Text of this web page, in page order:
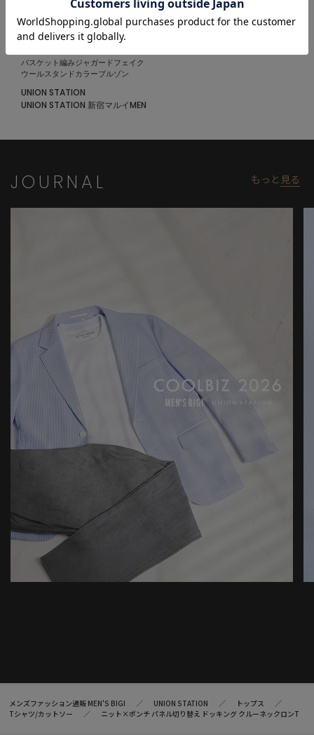
バスケット編みジャガードフェイク
ウールスタンドカラーブルゾン
UNION STATION
UNION STATION 新宿マルイMEN
JOURNAL もっと 見る
メンズファッション通販 MEN'S BIGI UNION STATION
トップス
Tシャツ/カットソー
ニット×ポンチ パネル切り替え ドッキング クルーネックロンT